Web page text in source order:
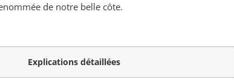
de notre belle côte.
Explications détaillées